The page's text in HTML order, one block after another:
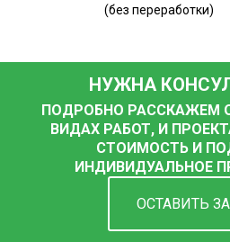
(без переработки)
НУЖНА
ПОДРОБНО РАССКАЖЕМ
ВИДАХ РАБОТ, И
СТОИМОСТЬ И
ИНДИВИДУАЛЬНОЕ
ОСТАВИТЬ